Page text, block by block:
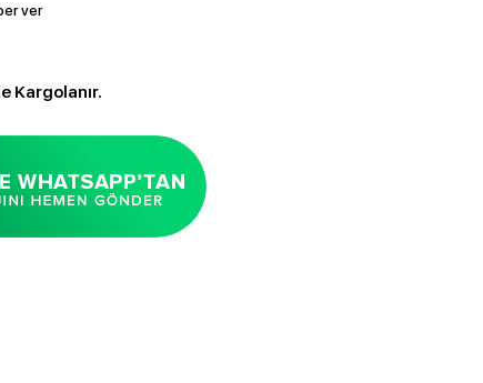
ver
Kargolanır.